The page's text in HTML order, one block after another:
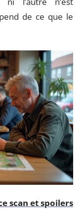
de ce que le
scan et spoilers